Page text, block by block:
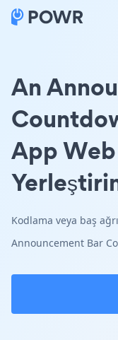
An
App
Kodlama veya baş
Announcement Bar